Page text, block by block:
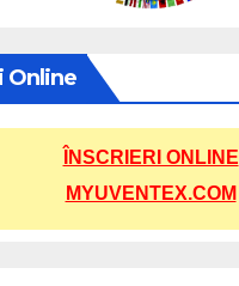
Online
ÎNSCRIERI ONLINE
MYUVENTEX.COM